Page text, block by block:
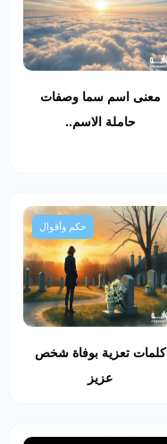
معنى اسم سما وصفات
حاملة الاسم..
حكم وأقوال
كلمات تعزية بوفاة شخص
عزيز